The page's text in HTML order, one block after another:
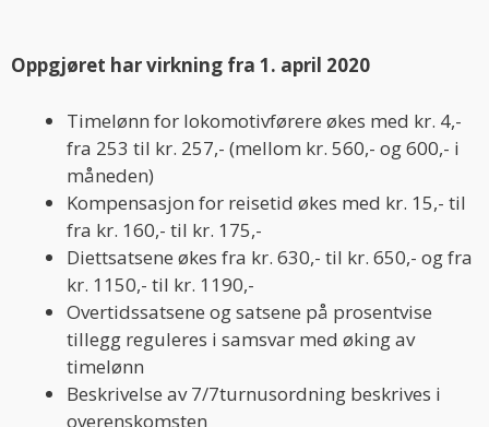
Oppgjøret har virkning fra 1. april 2020
Timelønn for lokomotivførere økes med kr. 4,-
fra 253 til kr. 257,- (mellom kr. 560,- og 600,- i
måneden)
Kompensasjon for reisetid økes med kr. 15,- til
fra kr. 160,- til kr. 175,-
Diettsatsene økes fra kr. 630,- til kr. 650,- og fra
kr. 1150,- til kr. 1190,-
Overtidssatsene og satsene på prosentvise
tillegg reguleres i samsvar med øking av
timelønn
Beskrivelse av 7/7turnusordning beskrives i
overenskomsten